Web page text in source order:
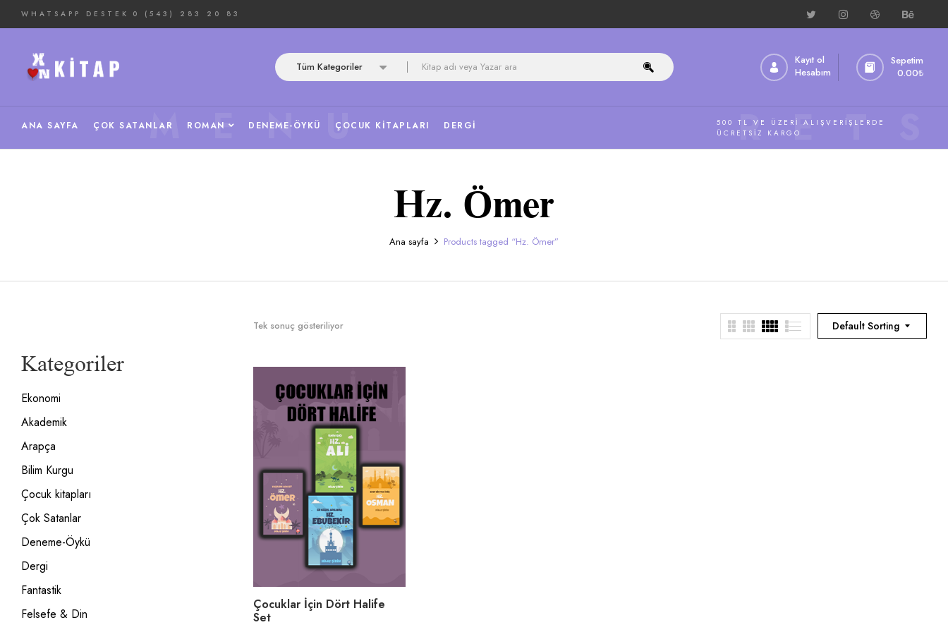
WHATSAPP DESTEK 0 (543) 283 20 83
Tüm Kategoriler
Kayıt ol
Hesabım
Sepetim
0.00₺
ANA SAYFA ÇOK SATANLAR ROMAN DENEME-ÖYKÜ ÇOCUK KITAPLARI DERGI
MENU
500 TL VE ÜZERI ALIŞVERIŞLERDE
ÜCRETSIZ KARGO
Hz. Ömer
Ana sayfa Products tagged “Hz. Ömer”
Kategoriler
Ekonomi
Akademik
Arapça
Bilim Kurgu
Çocuk kitapları
Çok Satanlar
Deneme-Öykü
Dergi
Fantastik
Felsefe & Din
Default Sorting
Tek sonuç gösteriliyor
Çocuklar İçin Dört Halife
Set